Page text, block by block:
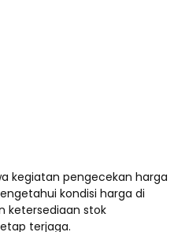
kegiatan pengecekan harga
kondisi harga di
ketersediaan stok
terjaga.